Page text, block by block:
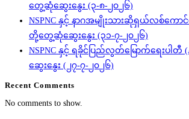
တွေ့ဆုံဆွေးနွေး (၃-၈-၂၀၂၆)
NSPNC နှင့် နာဂအမျိုးသားဆိုရှယ်လစ်ကောင်စီ
တို့တွေ့ဆုံဆွေးနွေး (၃၁-၇-၂၀၂၆)
NSPNC နှင့် ရခိုင်ပြည်လွတ်မြောက်ရေးပါ
ဆွေးနွေး (၂၇-၇-၂၀၂၆)
Recent Comments
No comments to show.